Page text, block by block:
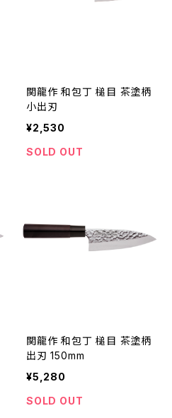
関龍作 和包丁 槌目 茶塗柄
小出刃
¥2,530
SOLD OUT
関龍作 和包丁 槌目 茶塗柄
出刃 150mm
¥5,280
SOLD OUT